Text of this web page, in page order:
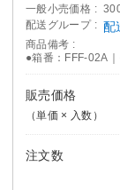
一般小売価格
配送グループ
配
商品備考
●箱番：FFF-02A
販売価格
（単価 × 入数）
注文数